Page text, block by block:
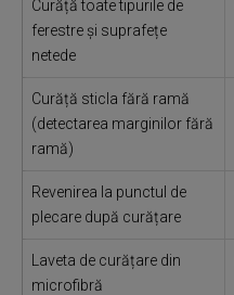
Curăță toate tipurile de
ferestre și suprafețe
netede
Curăță sticla fără ramă
(detectarea marginilor fără
ramă)
Revenirea la punctul de
plecare după curățare
Laveta de curățare din
microfibră